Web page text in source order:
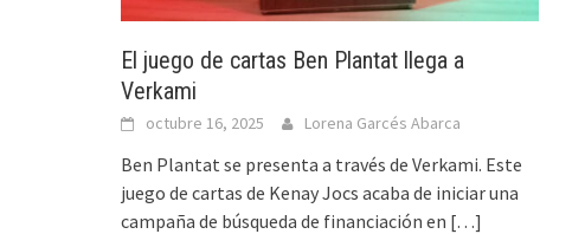
El juego de cartas Ben Plantat llega a
Verkami
octubre 16, 2025 Lorena Garcés Abarca
Ben Plantat se presenta a través de Verkami. Este
juego de cartas de Kenay Jocs acaba de iniciar una
campaña de búsqueda de financiación en […]